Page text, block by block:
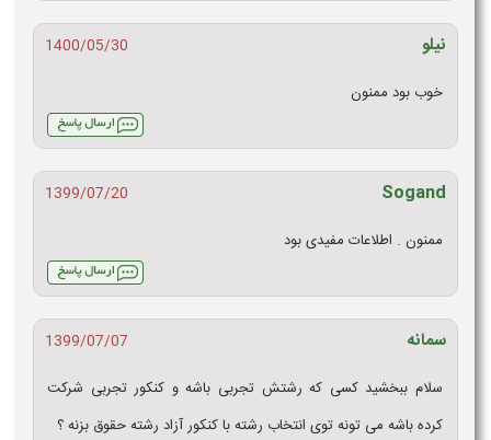
نیلو
1400/05/30
خوب بود ممنون
Sogand
1399/07/20
ممنون . اطلاعات مفیدی بود
سمانه
1399/07/07
سلام ببخشید کسی که رشتش تجربی باشه و کنکور تجربی شرکت
کرده باشه می تونه توی انتخاب رشته با کنکور آزاد رشته حقوق بزنه ؟